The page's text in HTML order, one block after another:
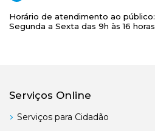
Horário de atendimento ao público:
Segunda a Sexta das 9h às 16 horas
Serviços Online
Serviços para Cidadão